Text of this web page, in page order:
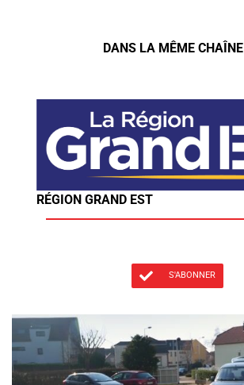
DANS LA MÊME CHAÎNE
RÉGION GRAND EST
S'ABONNER